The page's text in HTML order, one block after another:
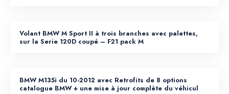
Volant BMW M Sport II à trois branches avec palettes,
sur la Serie 120D coupé – F21 pack M
BMW M135i du 10-2012 avec Retrofits de 8 options
catalogue BMW + une mise à jour complète du véhicul